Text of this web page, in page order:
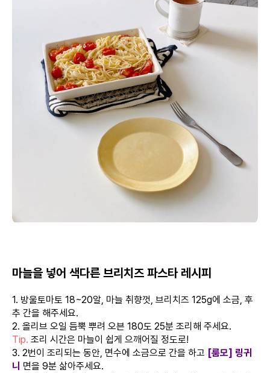
마늘을 넣어 색다른 브리치즈 파스타 레시피
1. 방울토마토 18~20알, 마늘 취향껏, 브리치즈 125g에 소금, 후
추 간을 해주세요.
2. 올리브 오일 듬뿍 뿌려 오븐 180도 25분 조리해 주세요.
Tip. 조리 시간은 마늘이 쉽게 으깨어질 정도로!
3. 2번이 조리되는 동안, 면수에 소금으로 간을 하고 [룸모] 링귀
니 면을 9분 삶아주세요.